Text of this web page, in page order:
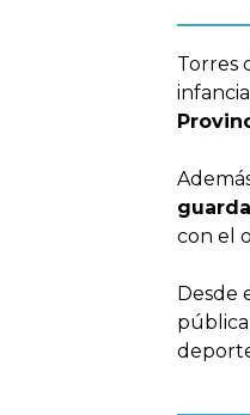
Torres
con el
Desde